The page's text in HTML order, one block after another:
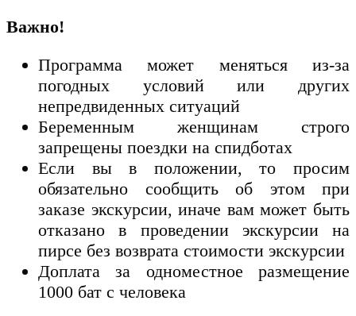
Важно!
Программа может меняться из-за
погодных условий или других
непредвиденных ситуаций
Беременным женщинам строго
запрещены поездки на спидботах
Если вы в положении, то просим
обязательно сообщить об этом при
заказе экскурсии, иначе вам может быть
отказано в проведении экскурсии на
пирсе без возврата стоимости экскурсии
Доплата за одноместное размещение
1000 бат с человека